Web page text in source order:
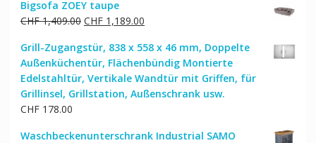
war:
CHF 267.00CHF 226.00.
Bigsofa ZOEY taupe
CHF1,409.00 Ursprünglicher
war:
CHF 1,409.00
CHF1,189.00Aktueller
ist:
CHF 1,189.00.
Grill-Zugangstür, 838 x 558 x 46 mm, Doppelte
Außenküchentür, Flächenbündig Montierte
Edelstahltür, Vertikale Wandtür mit Griffen, für
Grillinsel, Grillstation, Außenschrank usw.
CHF178.00
Waschbeckenunterschrank Industrial SAMO